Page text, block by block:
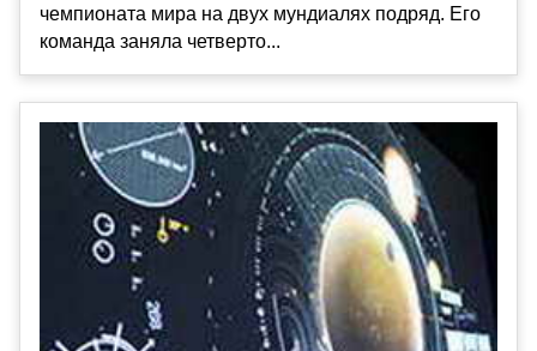
чемпионата мира на двух мундиалях подряд. Его
команда заняла четверто...